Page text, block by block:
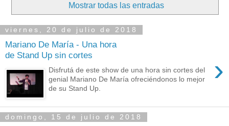
Mostrar todas las entradas
viernes, 20 de julio de 2018
Mariano De María - Una hora
de Stand Up sin cortes
›
Disfrutá de este show de una hora sin cortes del
genial Mariano De María ofreciéndonos lo mejor
de su Stand Up.
domingo, 15 de julio de 2018